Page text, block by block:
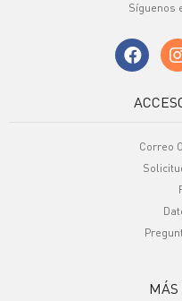
Síguenos
Correo
MÁS